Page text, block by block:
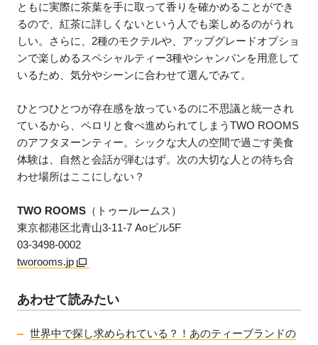
ともに実際に茶葉を手に取って香りを確かめることができ
るので、紅茶に詳しくないという人でも楽しめるのがうれ
しい。さらに、2種のモクテルや、アップグレードオプショ
ンで楽しめるスペシャルティー3種やシャンパンを用意して
いるため、気分やシーンに合わせて選んでみて。
ひとつひとつが存在感を放っているのに不思議と統一され
ているから、ペロリと食べ進められてしまうTWO ROOMS
のアフタヌーンティー。シックな大人の空間で過ごす美食
体験は、自然と会話が弾むはず。次の大切な人との待ち合
わせ場所はここにしない？
TWO ROOMS （トゥールームス）
東京都港区北青山3-11-7 Aoビル5F
03-3498-0002
tworooms.jp
あわせて読みたい
世界中で探し求められている？！あのティーブランドの